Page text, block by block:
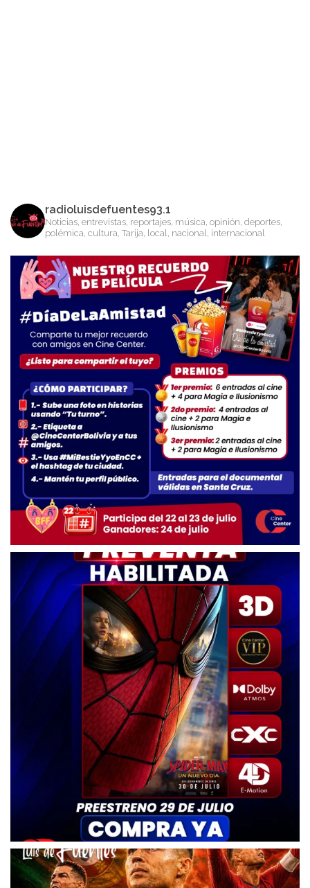
radioluisdefuentes93.1
Noticias, entrevistas, reportajes, música, opinión, deportes,
polémica, cultura, Tarija, local, nacional, internacional